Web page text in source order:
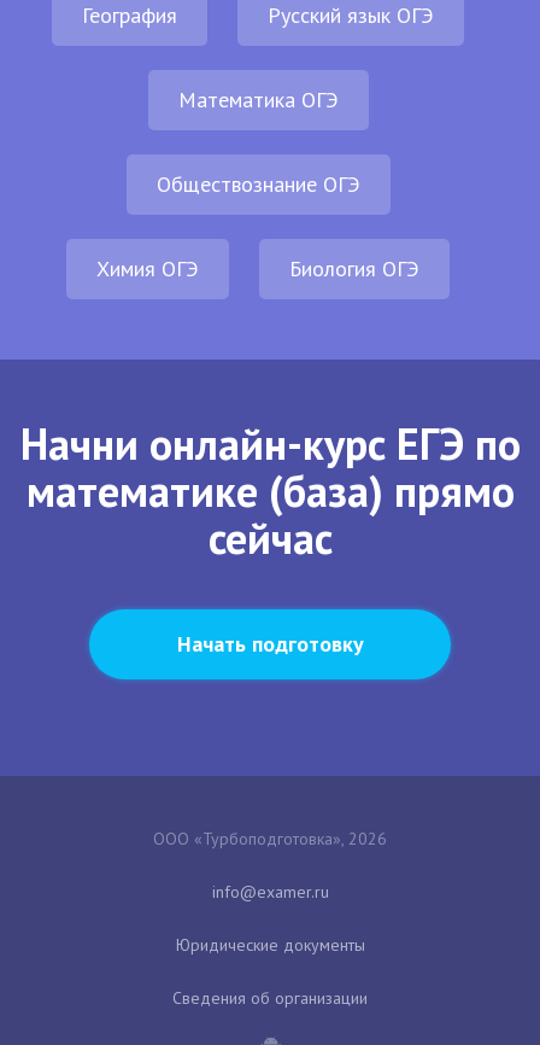
География Русский язык ОГЭ
Математика ОГЭ
Обществознание ОГЭ
Химия ОГЭ Биология ОГЭ
Начни онлайн-курс ЕГЭ по
математике (база) прямо
сейчас
Начать подготовку
ООО «Турбоподготовка», 2026
Юридические документы
Сведения об организации